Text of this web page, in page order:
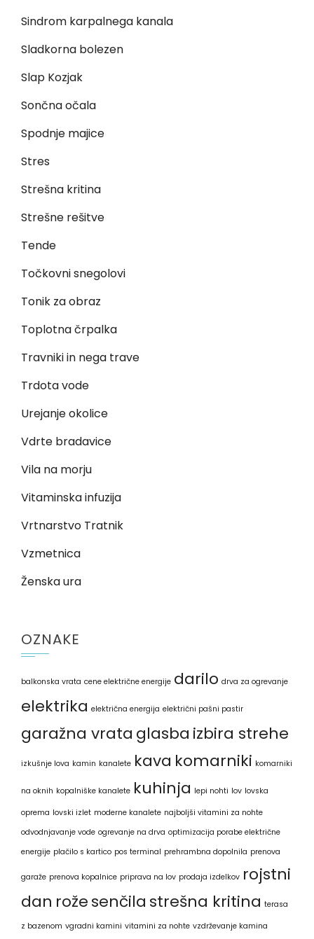
Sindrom karpalnega kanala
Sladkorna bolezen
Slap Kozjak
Sončna očala
Spodnje majice
Stres
Strešna kritina
Strešne rešitve
Tende
Točkovni snegolovi
Tonik za obraz
Toplotna črpalka
Travniki in nega trave
Trdota vode
Urejanje okolice
Vdrte bradavice
Vila na morju
Vitaminska infuzija
Vrtnarstvo Tratnik
Vzmetnica
Ženska ura
OZNAKE
balkonska vrata cene električne energije darilo drva za ogrevanje
elektrika električna energija električni pašni pastir
garažna vrata glasba izbira strehe
izkušnje lova kamin kanalete kava komarniki komarniki
na oknih kopalniške kanalete kuhinja lepi nohti lov lovska
oprema lovski izlet moderne kanalete najboljši vitamini za nohte
odvodnjavanje vode ogrevanje na drva optimizacija porabe električne
energije plačilo s kartico pos terminal prehrambna dopolnila prenova
garaže prenova kopalnice priprava na lov prodaja izdelkov rojstni
dan rožesenčila strešna kritina terasa
z bazenom vgradni kamini vitamini za nohte vzdrževanje kamina